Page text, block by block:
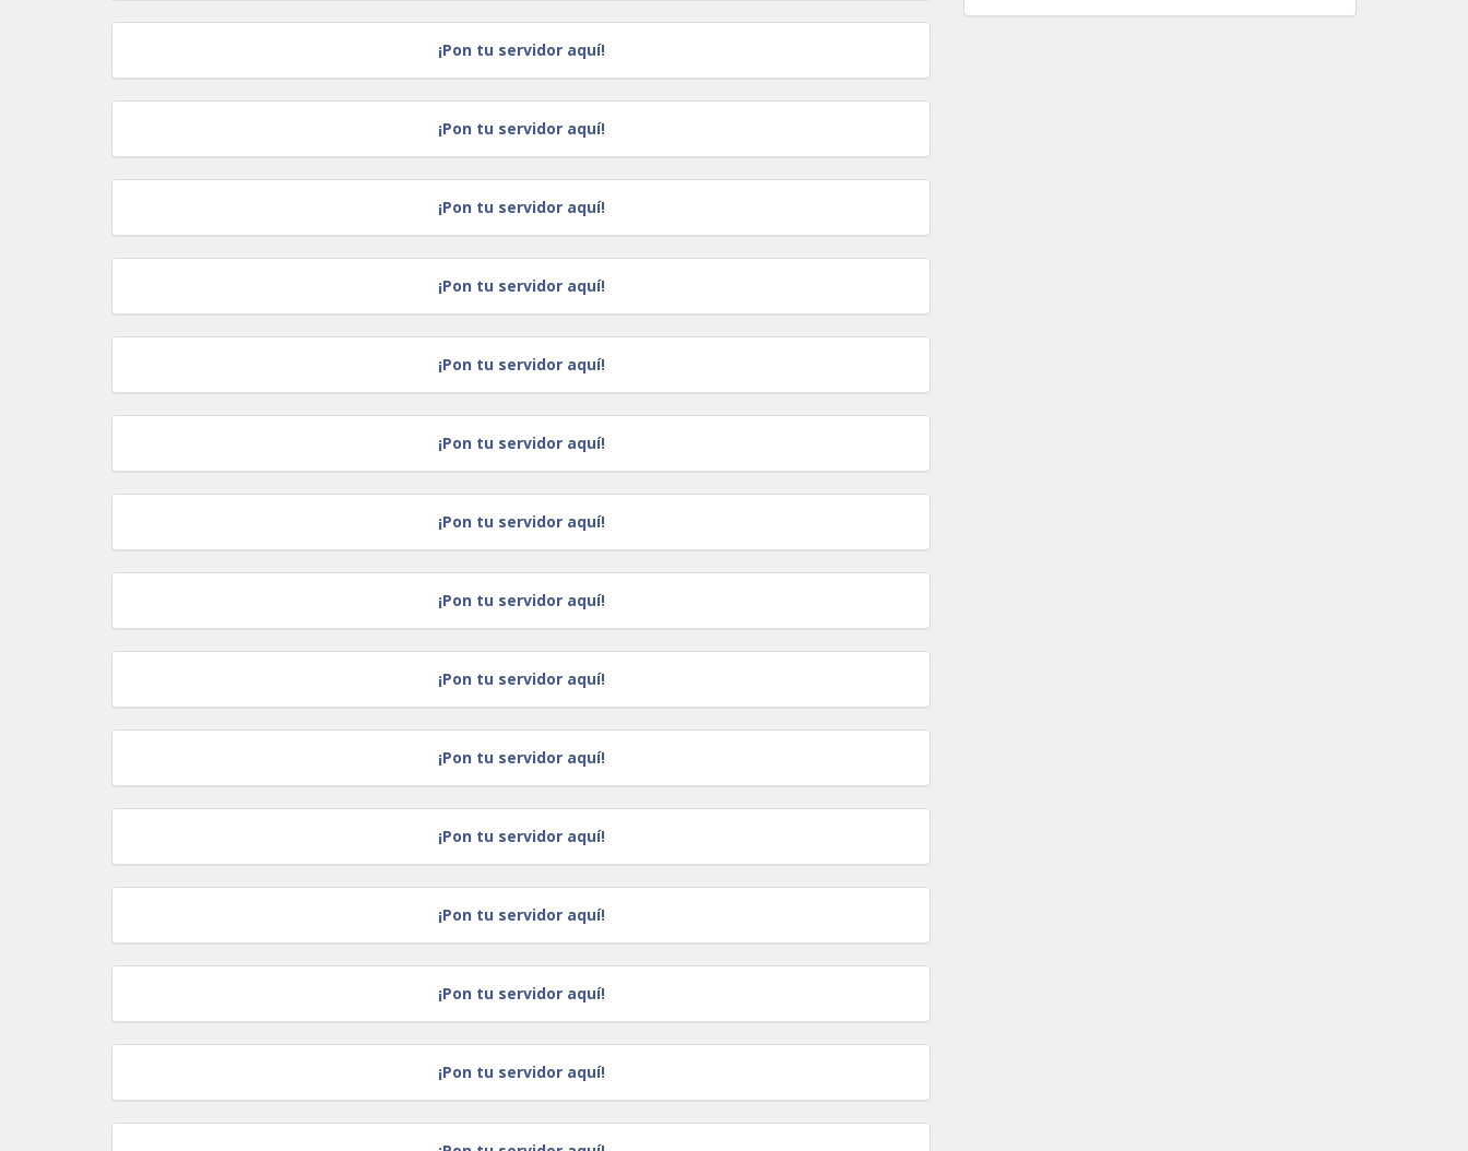
¡Pon tu servidor aquí!
¡Pon tu servidor aquí!
¡Pon tu servidor aquí!
¡Pon tu servidor aquí!
¡Pon tu servidor aquí!
¡Pon tu servidor aquí!
¡Pon tu servidor aquí!
¡Pon tu servidor aquí!
¡Pon tu servidor aquí!
¡Pon tu servidor aquí!
¡Pon tu servidor aquí!
¡Pon tu servidor aquí!
¡Pon tu servidor aquí!
¡Pon tu servidor aquí!